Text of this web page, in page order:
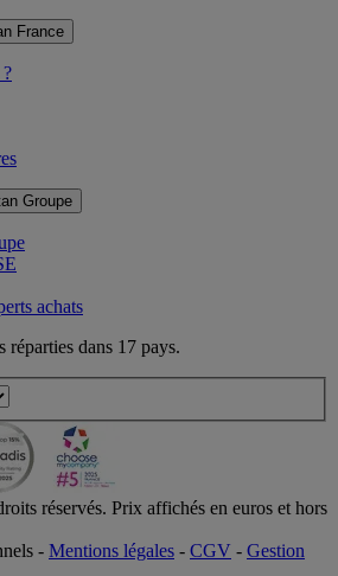
France
Groupe
achats
dans 17 pays.
réservés. Prix affichés en euros et hors
- Mentions légales - CGV - Gestion